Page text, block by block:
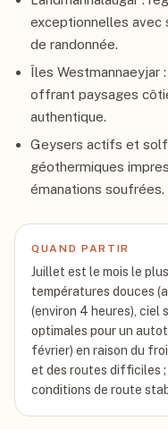
exceptionnelles avec
de randonnée.
Îles Westmannaeyjar
offrant paysages
authentique.
Geysers actifs et
géothermiques
émanations soufrées.
QUAND PARTIR
Juillet est le mois le
températures douces
(environ 4 heures), ciel
optimales pour un
février) en raison du
et des routes difficiles
conditions de route